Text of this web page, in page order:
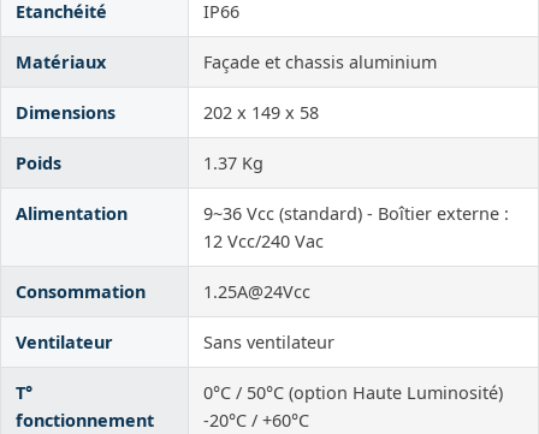
Etanchéité IP66
Matériaux Façade et chassis aluminium
Dimensions 202 x 149 x 58
Poids 1.37 Kg
Alimentation
9~36 Vcc (standard) - Boîtier externe :
12 Vcc/240 Vac
Consommation 1.25A@24Vcc
Ventilateur Sans ventilateur
T°
fonctionnement
0°C / 50°C (option Haute Luminosité)
-20°C / +60°C